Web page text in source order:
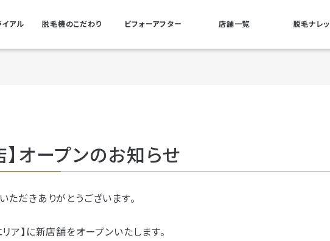
アル 脱毛機のこだわり ビフォーアフター 店舗一覧 脱毛ナレ
オープンのお知らせ
だきありがとうございます。
ア】に新店舗をオープンいたします。